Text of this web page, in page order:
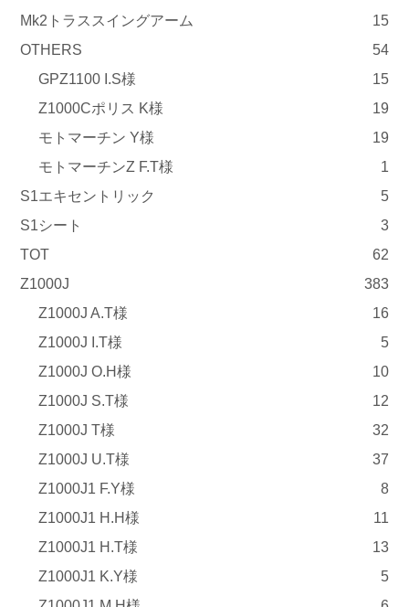
Mk2トラススイングアーム
15
OTHERS
54
GPZ1100 I.S様
15
Z1000Cポリス K様
19
モトマーチン Y様
19
モトマーチンZ F.T様
1
S1エキセントリック
5
S1シート
3
TOT
62
Z1000J
383
Z1000J A.T様
16
Z1000J I.T様
5
Z1000J O.H様
10
Z1000J S.T様
12
Z1000J T様
32
Z1000J U.T様
37
Z1000J1 F.Y様
8
Z1000J1 H.H様
11
Z1000J1 H.T様
13
Z1000J1 K.Y様
5